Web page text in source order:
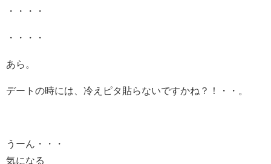
・・・・
・・・・
あら。
デートの時には、冷えピタ貼らないですかね？！・・。
うーん・・・
気になる